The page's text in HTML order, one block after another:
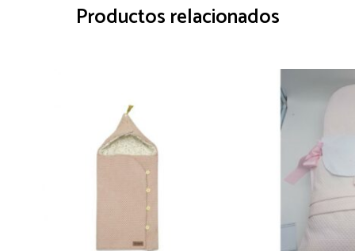
Productos relacionados